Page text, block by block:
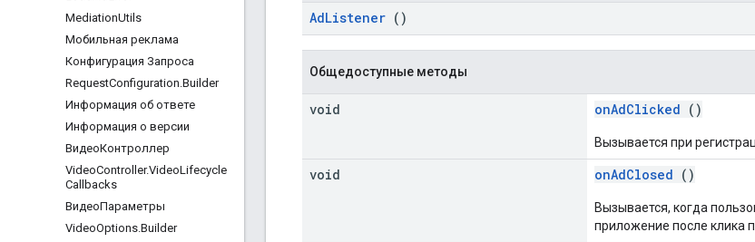
MediationUtils
Мобильная реклама
Конфигурация Запроса
RequestConfiguration.Builder
Информация об ответе
Информация о версии
ВидеоКонтроллер
VideoController.VideoLifecycle
Callbacks
ВидеоПараметры
VideoOptions.Builder
AdListener ()
Общедоступные методы
void onAdClicked ()
Вызывается при
void onAdClosed ()
Вызывается, когда
приложение после клика